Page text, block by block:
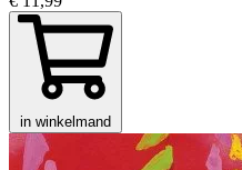
in winkelmand